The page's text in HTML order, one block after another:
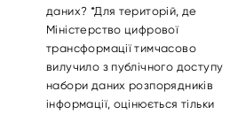
даних? *Для територій, де
Міністерство цифрової
трансформації тимчасово
вилучило з публічного доступу
набори даних розпорядників
інформації, оцінюється тільки